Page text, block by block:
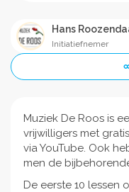
Hans
Initiatiefnemer
Muziek De Roos is
vrijwilligers met
via YouTube. Ook
men de
De eerste 10 lessen